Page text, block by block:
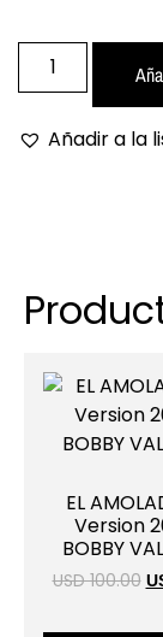
Añadir a la
EL
Version
BOBBY
USD 100.00